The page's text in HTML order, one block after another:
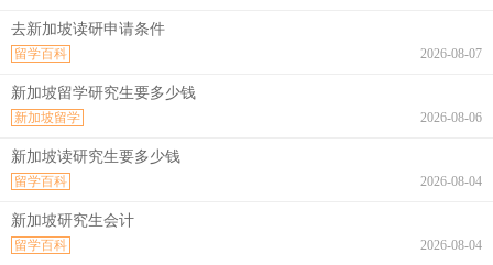
去新加坡读研申请条件
2026-08-07
留学百科
新加坡留学研究生要多少钱
2026-08-06
新加坡留学
新加坡读研究生要多少钱
2026-08-04
留学百科
新加坡研究生会计
2026-08-04
留学百科